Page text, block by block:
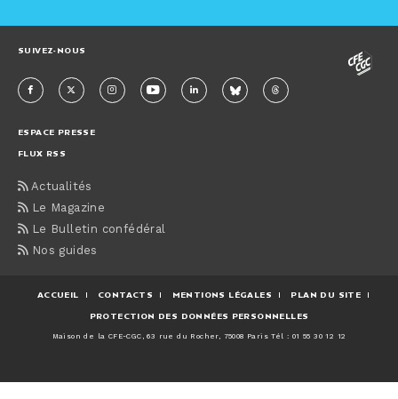
SUIVEZ-NOUS
ESPACE PRESSE
FLUX RSS
Actualités
Le Magazine
Le Bulletin confédéral
Nos guides
ACCUEIL CONTACTS MENTIONS LÉGALES PLAN DU SITE
PROTECTION DES DONNÉES PERSONNELLES
Maison de la CFE-CGC, 63 rue du Rocher, 75008 Paris Tél : 01 55 30 12 12